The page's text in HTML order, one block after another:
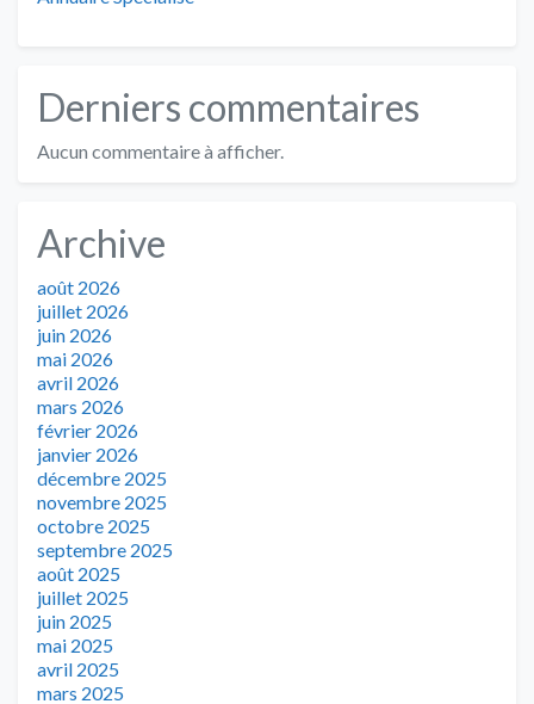
Derniers commentaires
Aucun commentaire à afficher.
Archive
août 2026
juillet 2026
juin 2026
mai 2026
avril 2026
mars 2026
février 2026
janvier 2026
décembre 2025
novembre 2025
octobre 2025
septembre 2025
août 2025
juillet 2025
juin 2025
mai 2025
avril 2025
mars 2025